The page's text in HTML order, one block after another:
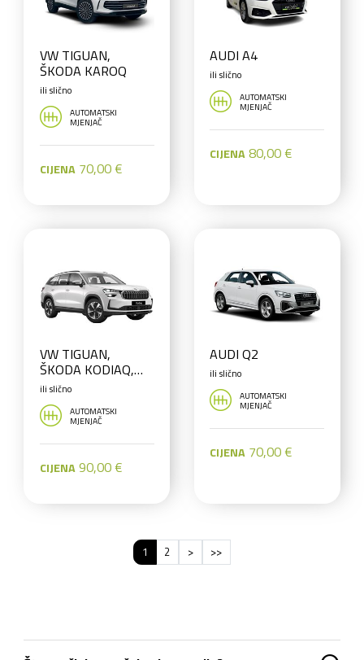
VW TIGUAN,
ŠKODA KAROQ
ili slično
AUTOMATSKI
MJENJAČ
CIJENA70,00 €
AUDI A4
ili slično
AUTOMATSKI
MJENJAČ
CIJENA80,00 €
VW TIGUAN,
ŠKODA KODIAQ,
VW TAYRON 7
SJEDALA ili slično
ili slično
AUTOMATSKI
MJENJAČ
CIJENA90,00 €
AUDI Q2
ili slično
AUTOMATSKI
MJENJAČ
CIJENA 70,00 €
1 2 > >>